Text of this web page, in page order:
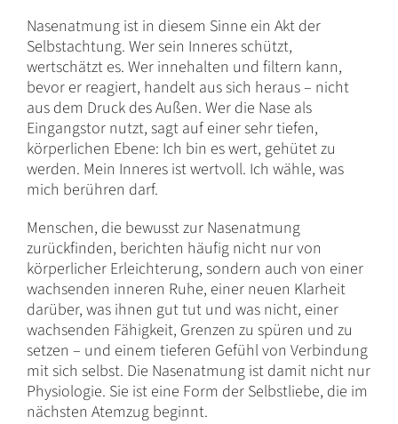
Nasenatmung ist in diesem Sinne ein Akt der
Selbstachtung. Wer sein Inneres schützt,
wertschätzt es. Wer innehalten und filtern kann,
bevor er reagiert, handelt aus sich heraus – nicht
aus dem Druck des Außen. Wer die Nase als
Eingangstor nutzt, sagt auf einer sehr tiefen,
körperlichen Ebene: Ich bin es wert, gehütet zu
werden. Mein Inneres ist wertvoll. Ich wähle, was
mich berühren darf.
Menschen, die bewusst zur Nasenatmung
zurückfinden, berichten häufig nicht nur von
körperlicher Erleichterung, sondern auch von einer
wachsenden inneren Ruhe, einer neuen Klarheit
darüber, was ihnen gut tut und was nicht, einer
wachsenden Fähigkeit, Grenzen zu spüren und zu
setzen – und einem tieferen Gefühl von Verbindung
mit sich selbst. Die Nasenatmung ist damit nicht nur
Physiologie. Sie ist eine Form der Selbstliebe, die im
nächsten Atemzug beginnt.